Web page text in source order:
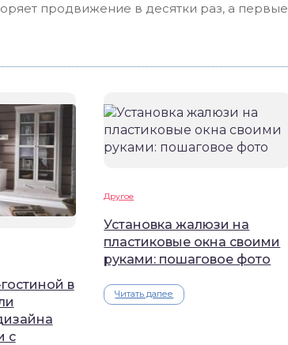
продвижение в десятки раз, а первые
в
с
Другое
Установка жалюзи на
пластиковые окна своими
руками: пошаговое фото
Читать далее